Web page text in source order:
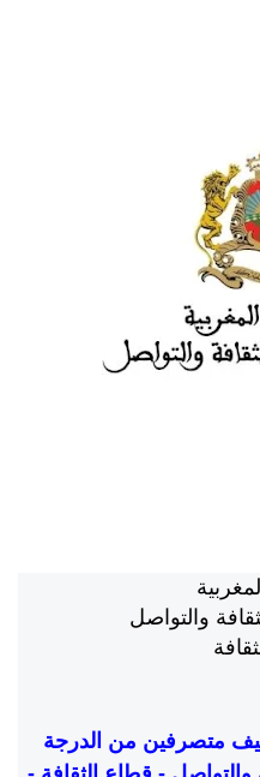
والتواصل
متصرفين من الدرجة